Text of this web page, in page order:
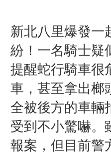
新北八里爆發一
紛！一名騎士疑
提醒蛇行騎車很
車，甚至拿出榔
全被後方的車輛
受到不小驚嚇。
報案，但目前警